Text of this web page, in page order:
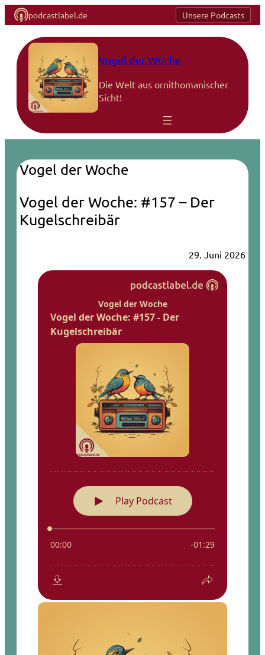
podcastlabel.de Unsere Podcasts
Vogel der Woche
Die Welt aus ornithomanischer
Sicht!
Vogel der Woche
Vogel der Woche: #157 – Der
Kugelschreibär
29. Juni 2026